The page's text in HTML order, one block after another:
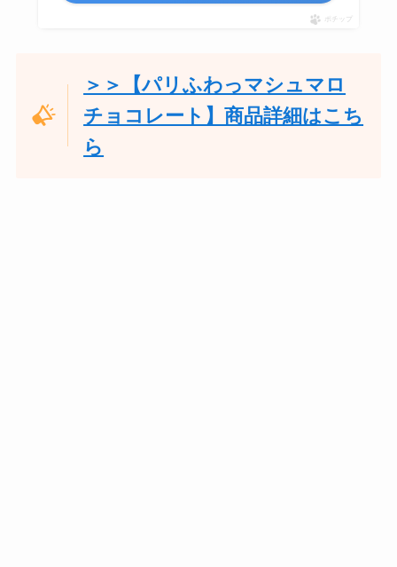
ポチップ
＞＞【パリふわっマシュマロ
チョコレート】商品詳細はこち
ら